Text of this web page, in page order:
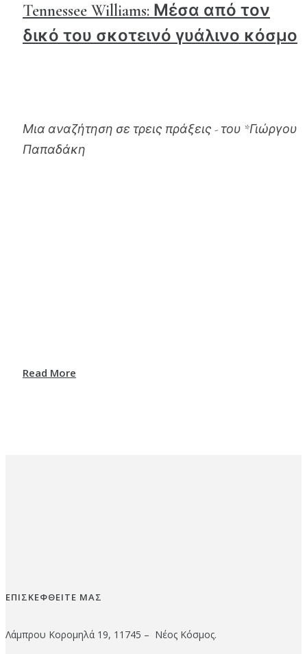
Tennessee Williams: Μέσα από τον
δικό του σκοτεινό γυάλινο κόσμο
Μια αναζήτηση σε τρεις πράξεις - του *Γιώργου
Παπαδάκη
Read More
ΕΠΙΣΚΕΦΘΕΙΤΕ ΜΑΣ
Λάμπρου Κορομηλά 19, 11745 – Νέος Κόσμος.